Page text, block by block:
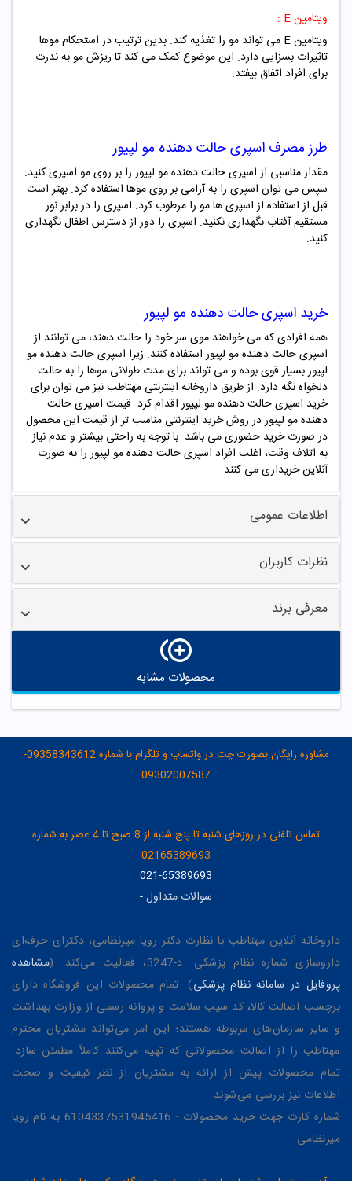
ویتامین E :
ویتامین E می تواند مو را تغذیه کند. بدین ترتیب در استحکام موها
تاثیرات بسزایی دارد. این موضوع کمک می کند تا ریزش مو به ندرت
برای افراد اتفاق بیفتد.
طرز مصرف اسپری حالت دهنده مو لپیور
مقدار مناسبی از اسپری حالت دهنده مو لپیور را بر روی مو اسپری کنید.
سپس می توان اسپری را به آرامی بر روی موها استفاده کرد. بهتر است
قبل از استفاده از اسپری ها مو را مرطوب کرد. اسپری را در برابر نور
مستقیم آفتاب نگهداری نکنید. اسپری را دور از دسترس اطفال نگهداری
کنید.
خرید اسپری حالت دهنده مو لپیور
همه افرادی که می خواهند موی سر خود را حالت دهند، می توانند از
اسپری حالت دهنده مو لپیور استفاده کنند. زیرا اسپری حالت دهنده مو
لپیوربسیار قوی بوده و می تواند برای مدت طولانی موها را به حالت
دلخواه نگه دارد. از طریق داروخانه اینترنتی مهتاطب نیز می توان برای
خرید اسپری حالت دهنده مو لپیور اقدام کرد. قیمت اسپری حالت
دهنده مو لپیوردر روش خرید اینترنتی مناسب تر از قیمت این محصول
در صورت خرید حضوری می باشد. با توجه به راحتی بیشتر و عدم نیاز
به اتلاف وقت، اغلب افراد اسپری حالت دهنده مو لپیور را به صورت
آنلاین خریداری می کنند.
اطلاعات عمومی
نظرات کاربران
معرفی برند
محصولات مشابه
مشاوره رایگان بصورت چت در واتساپ و تلگرام با شماره 09358343612-
09302007587
تماس تلفنی در روزهای شنبه تا پنج شنبه از 8 صبح تا 4 عصر به شماره
02165389693
021-65389693
سوالات متداول-
داروخانه آنلاین مهتاطب با نظارت دکتر رویا میرنظامی، دکترای حرفه‌ای
داروسازی شماره نظام پزشکی: د-3247، فعالیت می‌کند. (
مشاهده
پروفایل در سامانه نظام پزشکی). تمام محصولات این فروشگاه دارای
برچسب اصالت کالا، کد سیب سلامت و پروانه رسمی از وزارت بهداشت
و سایر سازمان‌های مربوطه هستند؛ این امر می‌تواند مشتریان محترم
مهتاطب را از اصالت محصولاتی که تهیه می‌کنند کاملاً مطمئن سازد.
تمام محصولات پیش از ارائه به مشتریان از نظر کیفیت و صحت
اطلاعات نیز بررسی می‌شوند.
شماره کارت جهت خرید محصولات : 6104337531945416 به نام رویا
میرنظامی